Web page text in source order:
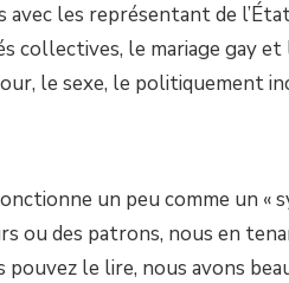
les représentant de
le mariage gay et
le sexe, le politiquement
un peu comme un «
ou des patrons, nous en
le lire, nous avons